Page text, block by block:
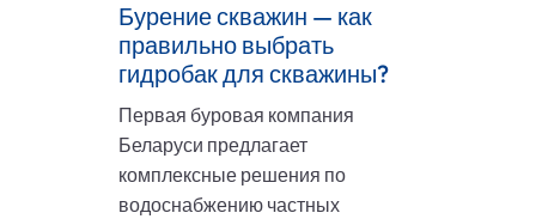
Бурение скважин — как
правильно выбрать
гидробак для скважины?
Первая буровая компания
Беларуси предлагает
комплексные решения по
водоснабжению частных